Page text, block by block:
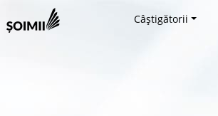
Câștigătorii